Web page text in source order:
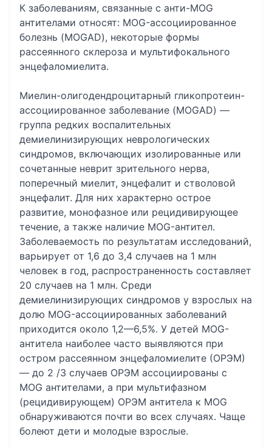
К заболеваниям, связанные с анти-MOG
антителами относят: MOG-ассоциированное
болезнь (MOGAD), некоторые формы
рассеянного склероза и мультифокального
энцефаломиелита.
Миелин-олигодендроцитарный гликопротеин-
ассоциированное заболевание (MOGAD) —
группа редких воспалительных
демиелинизирующих неврологических
синдромов, включающих изолированные или
сочетанные неврит зрительного нерва,
поперечный миелит, энцефалит и стволовой
энцефалит. Для них характерно острое
развитие, монофазное или рецидивирующее
течение, а также наличие MOG-антител.
Заболеваемость по результатам исследований,
варьирует от 1,6 до 3,4 случаев на 1 млн
человек в год, распространенность составляет
20 случаев на 1 млн. Среди
демиелинизирующих синдромов у взрослых на
долю MOG-ассоциированных заболеваний
приходится около 1,2—6,5%. У детей MOG-
антитела наиболее часто выявляются при
остром рассеянном энцефаломиелите (ОРЭМ)
— до 2 /3 случаев ОРЭМ ассоциированы с
MOG антителами, а при мультифазном
(рецидивирующем) ОРЭМ антитела к MOG
обнаруживаются почти во всех случаях. Чаще
болеют дети и молодые взрослые.